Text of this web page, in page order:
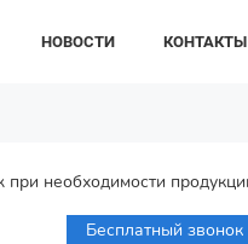
НОВОСТИ КОНТАКТЫ
необходимости
Бесплатный